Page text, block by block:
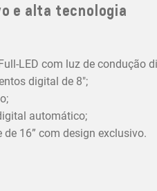
e alta tecnologia
LED com luz de condução
digital de 8";
automático;
de 16” com design exclusivo.